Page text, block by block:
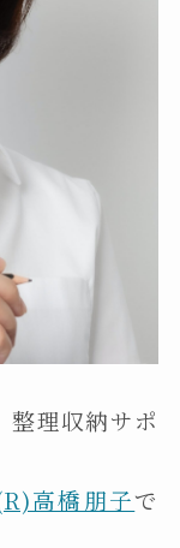
理収納サポ
高橋朋子で